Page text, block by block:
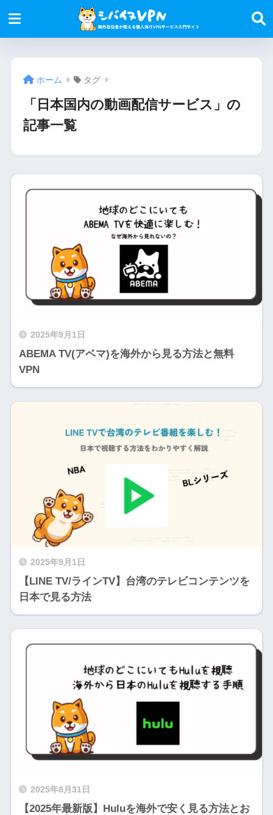
ホーム タグ
「日本国内の動画配信サービス」の
記事一覧
2025年9月1日
ABEMA TV(アベマ)を海外から見る方法と無料
VPN
2025年9月1日
【LINE TV/ラインTV】台湾のテレビコンテンツを
日本で見る方法
2025年8月31日
【2025年最新版】Huluを海外で安く見る方法とお